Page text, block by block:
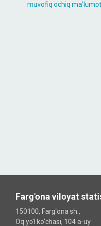
muvofiq ochiq
Farg'ona viloyat
150100, Farg'ona sh.,
Oq yo'l ko‘chаsi, 104 a-uy